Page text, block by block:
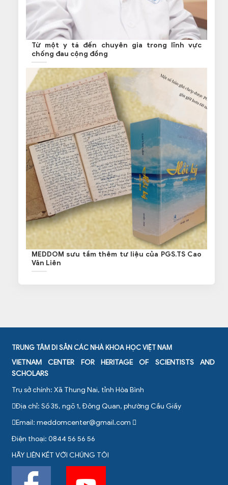
Từ một y tá đến chuyên gia trong lĩnh vực
chống đau cộng đồng
MEDDOM sưu tầm thêm tư liệu của PGS.TS Cao
Văn Liên
TRUNG TÂM DI SẢN CÁC NHÀ KHOA HỌC VIỆT NAM
VIETNAM CENTER FOR HERITAGE OF SCIENTISTS AND
SCHOLARS
Trụ sở chính: Xã Thung Nai, tỉnh Hòa Bình
Địa chỉ: Số 35, ngõ 1, Đông Quan, phường Cầu Giấy
Email: meddomcenter@gmail.com
Điện thoại: 0844 56 56 56
HÃY LIÊN KẾT VỚI CHÚNG TÔI